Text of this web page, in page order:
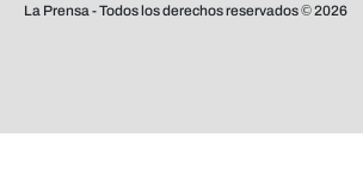
La Prensa - Todos los derechos reservados ©2026